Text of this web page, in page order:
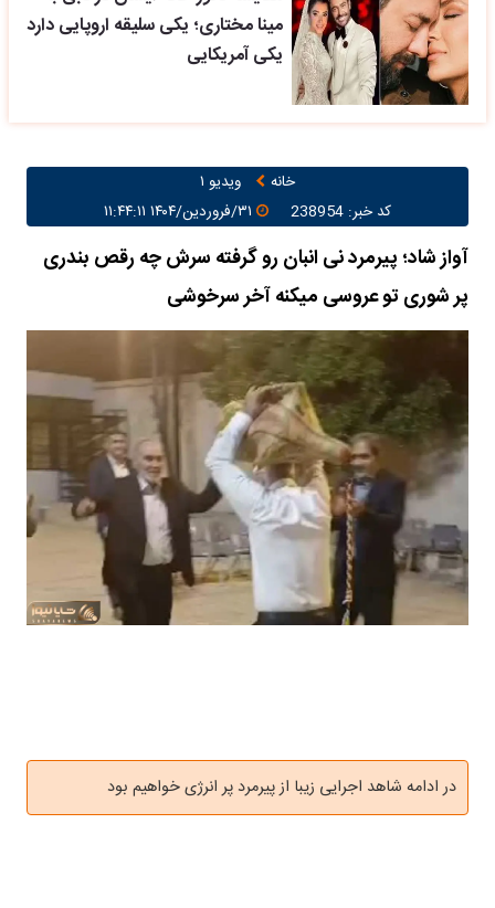
مینا مختاری؛ یکی سلیقه اروپایی دارد
یکی آمریکایی
خانه
ویدیو ۱
کد خبر: 238954
آواز شاد؛ پیرمرد نی انبان رو گرفته سرش چه رقص بندری
پر شوری تو عروسی میکنه آخر سرخوشی
در ادامه شاهد اجرایی زیبا از پیرمرد پر انرژی خواهیم بود